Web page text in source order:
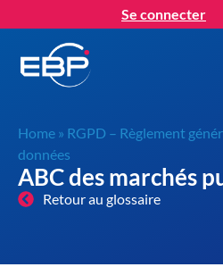
Se connecter
Home » RGPD – Règlement
données
ABC des marchés
Retour au glossaire